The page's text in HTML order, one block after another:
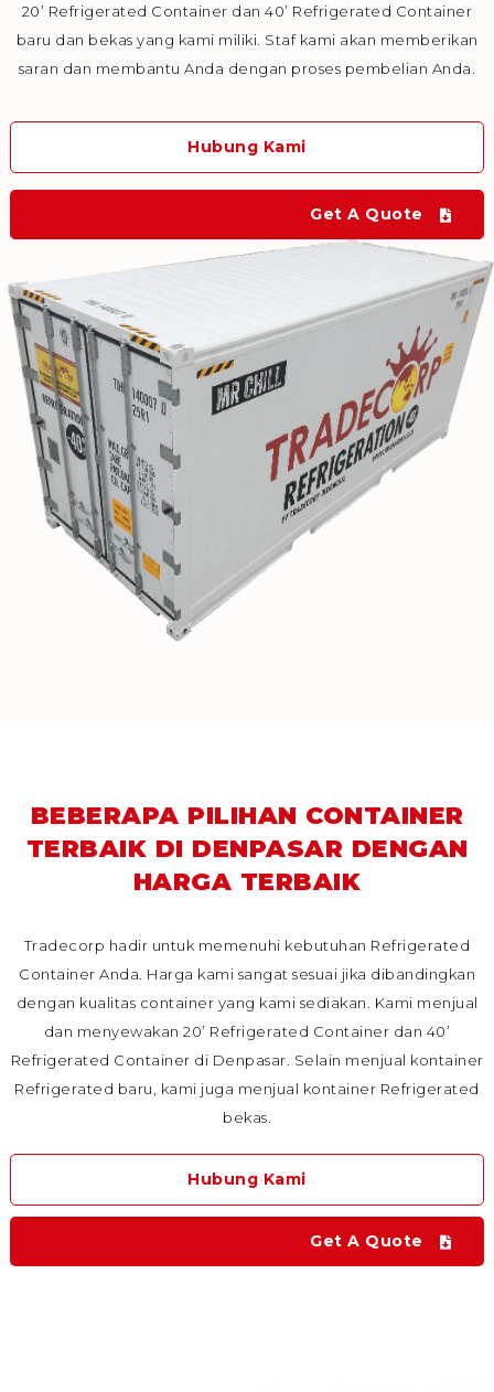
20’ Refrigerated Container dan 40’ Refrigerated Container
baru dan bekas yang kami miliki. Staf kami akan memberikan
saran dan membantu Anda dengan proses pembelian Anda.
Hubung Kami
Get A Quote
BEBERAPA PILIHAN CONTAINER
TERBAIK DI DENPASAR DENGAN
HARGA TERBAIK
Tradecorp hadir untuk memenuhi kebutuhan Refrigerated
Container Anda. Harga kami sangat sesuai jika dibandingkan
dengan kualitas container yang kami sediakan. Kami menjual
dan menyewakan 20’ Refrigerated Container dan 40’
Refrigerated Container di Denpasar. Selain menjual kontainer
Refrigerated baru, kami juga menjual kontainer Refrigerated
bekas.
Hubung Kami
Get A Quote